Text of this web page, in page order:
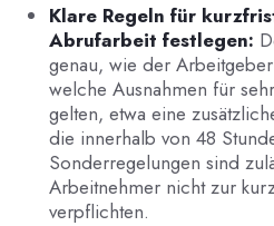
Klare Regeln für
Abrufarbeit festlegen:
genau, wie der
welche Ausnahmen für
gelten, etwa eine
die innerhalb von 48
Sonderregelungen sind
Arbeitnehmer nicht zur
verpflichten.